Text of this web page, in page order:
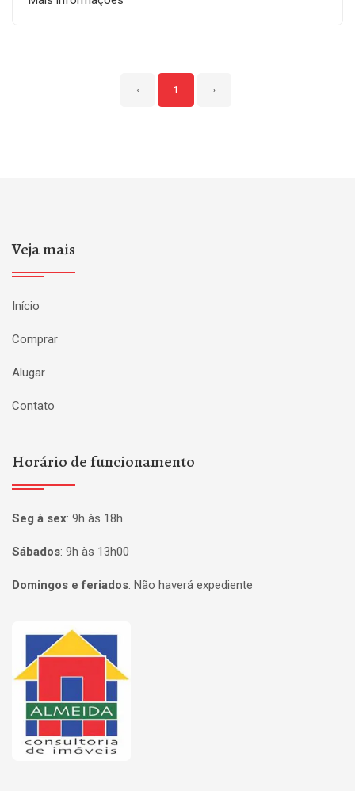
‹ 1 ›
Veja mais
Início
Comprar
Alugar
Contato
Horário de funcionamento
Seg à sex: 9h às 18h
Sábados: 9h às 13h00
Domingos e feriados: Não haverá expediente
Página inicial